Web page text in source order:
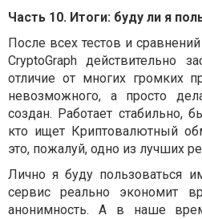
Часть 10. Итоги: буду ли я
После всех тестов и
CryptoGraph действительно
отличие от многих громких
невозможного, а просто
создан. Работает стабильно,
кто ищет Криптовалютный
это, пожалуй, одно из лучших
Лично я буду пользоваться
сервис реально экономит
анонимность. А в наше